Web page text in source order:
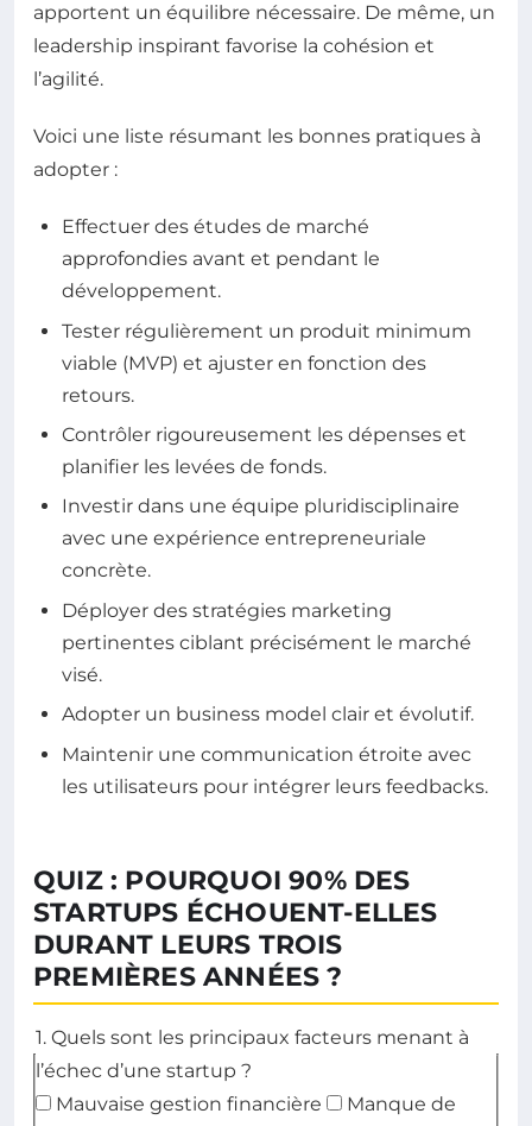
apportent un équilibre nécessaire. De même, un
leadership inspirant favorise la cohésion et
l’agilité.
Voici une liste résumant les bonnes pratiques à
adopter :
Effectuer des études de marché
approfondies avant et pendant le
développement.
Tester régulièrement un produit minimum
viable (MVP) et ajuster en fonction des
retours.
Contrôler rigoureusement les dépenses et
planifier les levées de fonds.
Investir dans une équipe pluridisciplinaire
avec une expérience entrepreneuriale
concrète.
Déployer des stratégies marketing
pertinentes ciblant précisément le marché
visé.
Adopter un business model clair et évolutif.
Maintenir une communication étroite avec
les utilisateurs pour intégrer leurs feedbacks.
QUIZ : POURQUOI 90% DES
STARTUPS ÉCHOUENT-ELLES
DURANT LEURS TROIS
PREMIÈRES ANNÉES ?
1. Quels sont les principaux facteurs menant à
l’échec d’une startup ?
Mauvaise gestion financière
Manque de